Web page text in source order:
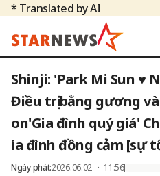
* Translated by AI
Shinji: 'Park Mi Sun ♥
Điều trị bằng gương
on'Gia đình quý giá'
ia đình đồng cảm [sự
Ngày phát:2026.06.02 ・ 11:56